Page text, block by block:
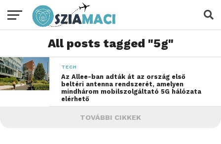
All posts tagged "5g"
TECH
Az Allee-ban adták át az ország első
beltéri antenna rendszerét, amelyen
mindhárom mobilszolgáltató 5G hálózata
elérhető
TOVÁBBI CIKKEK